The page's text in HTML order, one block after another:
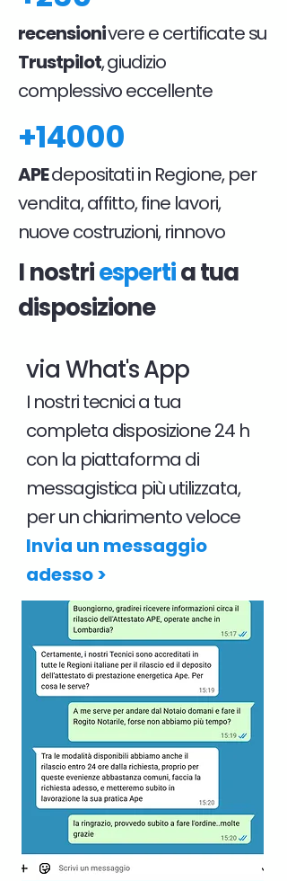
recensionivere e certificate su
Trustpilot, giudizio
complessivo eccellente
+14000
APEdepositati in Regione, per
vendita, affitto, fine lavori,
nuove costruzioni, rinnovo
I nostriespertia tua
disposizione
via What's App
I nostri tecnici a tua
completa disposizione 24 h
con la piattaforma di
messagistica più utilizzata,
per un chiarimento veloce
Invia un messaggio
adesso >